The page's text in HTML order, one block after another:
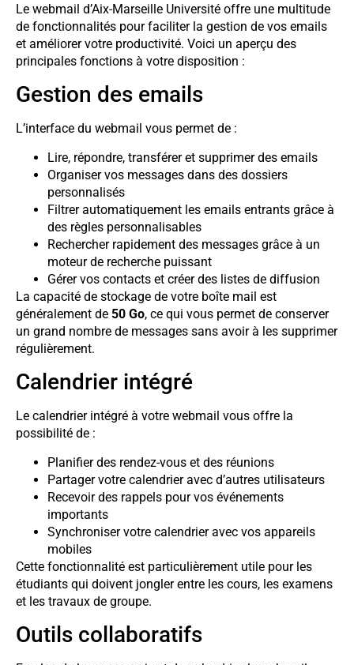
Le webmail d’Aix-Marseille Université offre une multitude
de fonctionnalités pour faciliter la gestion de vos emails
et améliorer votre productivité. Voici un aperçu des
principales fonctions à votre disposition :
Gestion des emails
L’interface du webmail vous permet de :
Lire, répondre, transférer et supprimer des emails
Organiser vos messages dans des dossiers
personnalisés
Filtrer automatiquement les emails entrants grâce à
des règles personnalisables
Rechercher rapidement des messages grâce à un
moteur de recherche puissant
Gérer vos contacts et créer des listes de diffusion
La capacité de stockage de votre boîte mail est
généralement de 50 Go, ce qui vous permet de conserver
un grand nombre de messages sans avoir à les supprimer
régulièrement.
Calendrier intégré
Le calendrier intégré à votre webmail vous offre la
possibilité de :
Planifier des rendez-vous et des réunions
Partager votre calendrier avec d’autres utilisateurs
Recevoir des rappels pour vos événements
importants
Synchroniser votre calendrier avec vos appareils
mobiles
Cette fonctionnalité est particulièrement utile pour les
étudiants qui doivent jongler entre les cours, les examens
et les travaux de groupe.
Outils collaboratifs